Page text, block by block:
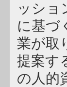
ッショ
に基づ
業が取
提案す
の人的